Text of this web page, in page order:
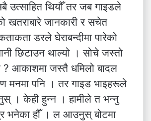
उत्साहित थियौँ तर जब गाइडले
खतराबारे जानकारी र सचेत
डरले घेराबन्दीमा पारेको
छिटाउन थाल्यो । सोचे जस्तो
? आकाशमा जस्तै धमिलो बादल
मनमा पनि । तर गाइड भाइहरूले
। केही हुन्न । हामीले त भन्नु
भनेका हौँ । ल आउनुस् बोटमा